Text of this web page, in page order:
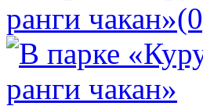
ранги чакан»